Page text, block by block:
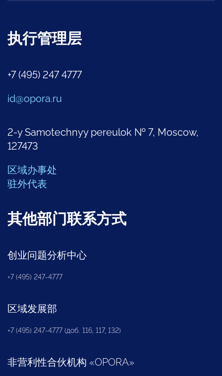
执行管理层
+7 (495) 247 4777
id@opora.ru
2-y Samotechnyy pereulok № 7, Moscow,
127473
区域办事处
驻外代表
其他部门联系方式
创业问题分析中心
+7 (495) 247-4777
区域发展部
+7 (495) 247-4777 (доб. 116, 117, 132)
非营利性合伙机构 «OPORA»